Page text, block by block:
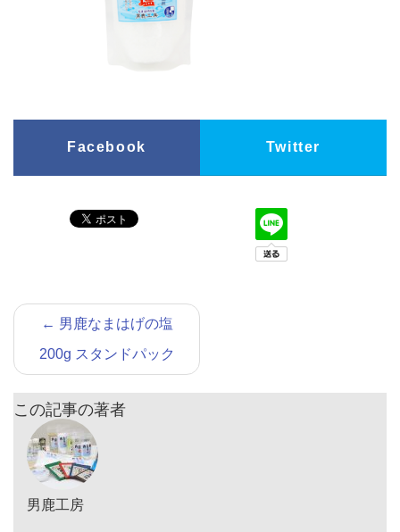
Facebook Twitter
← 男鹿なまはげの塩
200g スタンドパック
この記事の著者
男鹿工房